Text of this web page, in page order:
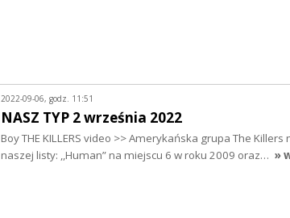
2022-09-06, godz. 11:51
NASZ TYP 2 września 2022
Boy THE KILLERS video >> Amerykańska grupa The
naszej listy: ,,Human” na miejscu 6 w roku 2009 oraz… »